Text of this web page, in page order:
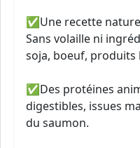
✅Une recette
Sans volaille ni
soja, boeuf, produits
✅Des protéines
digestibles, issues
du saumon.